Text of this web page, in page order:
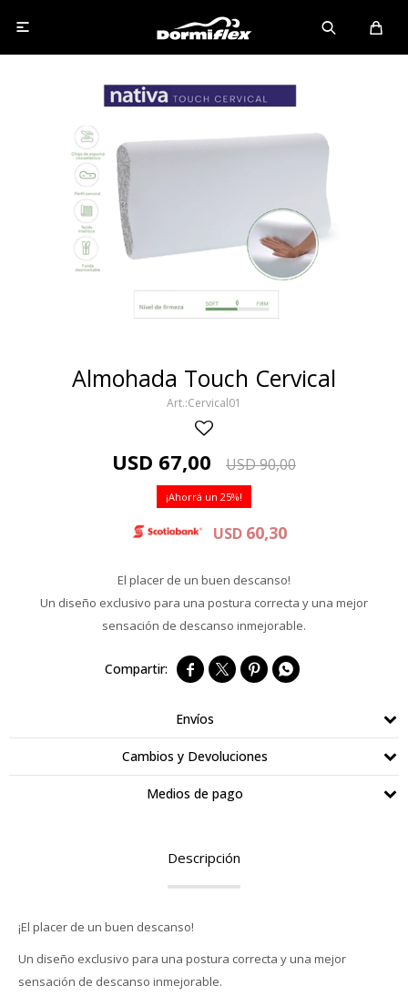

Almohada Touch Cervical
Cervical01
USD 67,00 USD90,00
25
USD 60,30
El placer de un buen descanso!
Un diseño exclusivo para una postura correcta y una mejor
sensación de descanso inmejorable.
   
Envíos
Cambios y Devoluciones
Medios de pago
Descripción
¡El placer de un buen descanso!
Un diseño exclusivo para una postura correcta y una mejor
sensación de descanso inmejorable.